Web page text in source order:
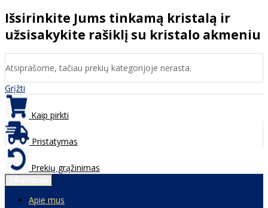
Išsirinkite Jums tinkamą kristalą ir
užsisakykite rašiklį su kristalo akmeniu
Atsiprašome, tačiau prekių kategorijoje nerasta.
Grįžti
Kaip pirkti
Pristatymas
Prekių grąžinimas
Apie mus